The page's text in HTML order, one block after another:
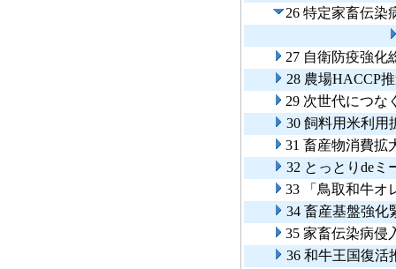
26 特定家畜伝染
27 自衛防疫強化
28 農場HACCP
29 次世代につな
30 飼料用米利用
31 畜産物消費拡
32 とっとりdeミ
33 「鳥取和牛オ
34 畜産基盤強化
35 家畜伝染病侵
36 和牛王国復活